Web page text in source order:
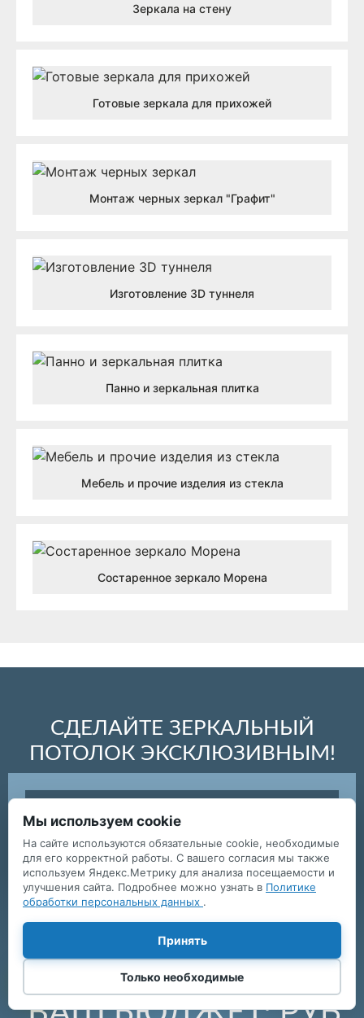
Зеркала на стену
Готовые зеркала для прихожей
Монтаж черных зеркал "Графит"
Изготовление 3D туннеля
Панно и зеркальная плитка
Мебель и прочие изделия из стекла
Состаренное зеркало Морена
СДЕЛАЙТЕ ЗЕРКАЛЬНЫЙ
ПОТОЛОК ЭКСКЛЮЗИВНЫМ!
Укажите Ваш планируемый бюджет,
габариты изделия и контактные данные.
Наш дизайнер подберет оригинальный
и необычный вариант
↑
Мы используем cookie
На сайте используются обязательные cookie, необходимые
для его корректной работы. С вашего согласия мы также
используем Яндекс.Метрику для анализа посещаемости и
улучшения сайта. Подробнее можно узнать в Политике
обработки персональных данных .
Только необходимые
Принять